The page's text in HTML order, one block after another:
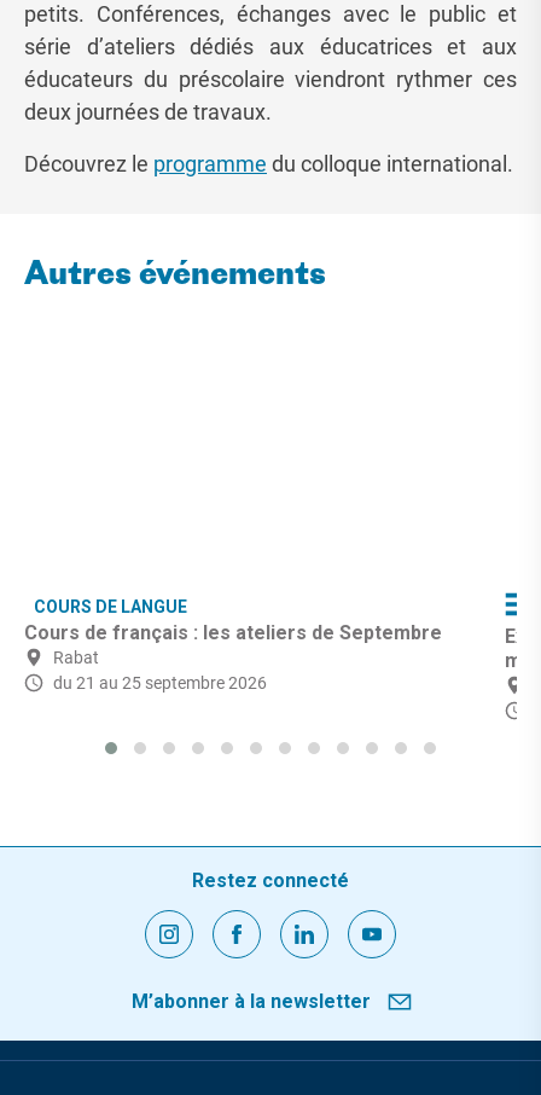
petits. Conférences, échanges avec le public et
série d’ateliers dédiés aux éducatrices et aux
éducateurs du préscolaire viendront rythmer ces
deux journées de travaux.
Découvrez le programme du colloque international.
Autres événements
COURS DE LANGUE
Cours de français : les ateliers de Septembre
Rabat
du 21 au 25 septembre 2026
Restez connecté
M’abonner à la newsletter